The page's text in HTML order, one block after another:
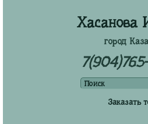
Хасанова
город
Заказать